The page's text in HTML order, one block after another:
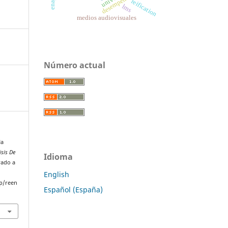
De
a
reen
reification
medios audiovisuales
lms
Número actual
Idioma
English
Español (España)